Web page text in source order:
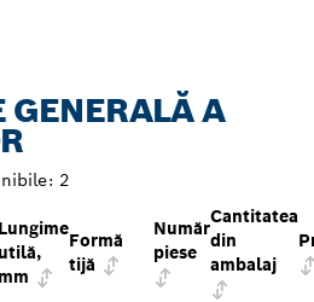
GENERALĂ A
2
Lungime
utilă,
mm
Formă
tijă
Număr
piese
Cantitatea
din
ambalaj